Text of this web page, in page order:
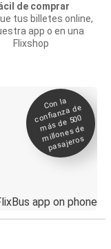
de comprar
tus billetes online,
app o en una
Flixshop
Con la
confianza de
más de 500
millones de
pasajeros